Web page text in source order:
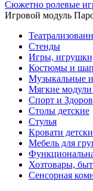
Сюжетно ролевые
Игровой модуль
Стенды
Игры,
Костюмы и
Музыкальные
Мягкие
Спорт и
Столы детские
Стулья
Кровати
Мебель для
Хозтовары,
Сенсорная